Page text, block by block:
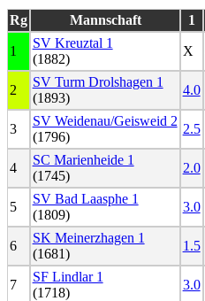
Rg Mannschaft 1
1
SV Kreuztal 1
(1882)
X
2
SV Turm Drolshagen 1
(1893)
4.0
3
SV Weidenau/Geisweid 2
(1796)
2.5
4
SC Marienheide 1
(1745)
2.0
5
SV Bad Laasphe 1
(1809)
3.0
6
SK Meinerzhagen 1
(1681)
1.5
7
SF Lindlar 1
(1718)
3.0